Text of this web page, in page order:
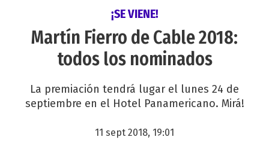
¡SE VIENE!
Martín Fierro de Cable 2018:
todos los nominados
La premiación tendrá lugar el lunes 24 de
septiembre en el Hotel Panamericano. Mirá!
11 sept 2018, 19:01